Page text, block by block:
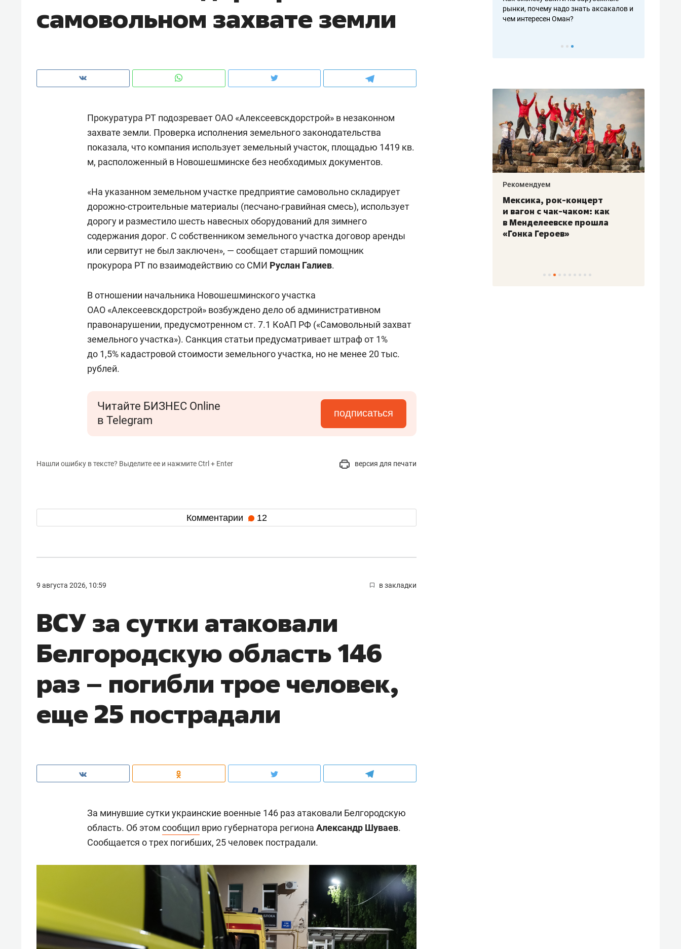
самовольном захвате земли
Прокуратура РТ подозревает ОАО «Алексеевскдорстрой» в незаконном
захвате земли. Проверка исполнения земельного законодательства
показала, что компания использует земельный участок, площадью 1419 кв.
м, расположенный в Новошешминске без необходимых документов.
«На указанном земельном участке предприятие самовольно складирует
дорожно-строительные материалы (песчано-гравийная смесь), использует
дорогу и разместило шесть навесных оборудований для зимнего
содержания дорог. С собственником земельного участка договор аренды
или сервитут не был заключен», — сообщает старший помощник
прокурора РТ по взаимодействию со СМИ Руслан Галиев.
В отношении начальника Новошешминского участка
ОАО «Алексеевскдорстрой» возбуждено дело об административном
правонарушении, предусмотренном ст. 7.1 КоАП РФ («Самовольный захват
земельного участка»). Санкция статьи предусматривает штраф от 1%
до 1,5% кадастровой стоимости земельного участка, но не менее 20 тыс.
рублей.
Читайте БИЗНЕС Online
в Telegram
подписаться
Нашли ошибку в тексте? Выделите ее и нажмите Ctrl + Enter версия для печати
Комментарии 12
9 августа 2026, 10:59 в закладки
ВСУ за сутки атаковали
Белгородскую область 146
раз – погибли трое человек,
еще 25 пострадали
За минувшие сутки украинские военные 146 раз атаковали Белгородскую
область. Об этом сообщил врио губернатора региона Александр Шуваев.
Сообщается о трех погибших, 25 человек пострадали.
чем интересен Оман?
клиентах и чудных запросах мастеров
налогах и развитии без кредитов
рынки, почему надо знать аксакалов и
чем интересен Оман?
Как ГК «МИР ГРУПП» и ВТБ
создают оазис жилого
комфорта под Казанью
150 камер до квартиры и Face
ID вместо ключа: какой будет
безопасность в ЖК «Нова»
Опыт выживания в дикой
природе, работа
с ментальным и физическим
состоянием как основа
антихрупких команд
Рекомендуем
Мексика, рок-концерт
и вагон с чак-чаком: как
в Менделеевске прошла
«Гонка Героев»